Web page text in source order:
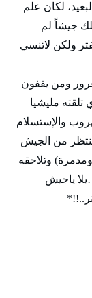
لكان علم
جيشاً لم
ولكن لاتنسي
ومن يقفون
مليشيا
والإستسلام
من الجيش
وتلاحقه
ياجيش